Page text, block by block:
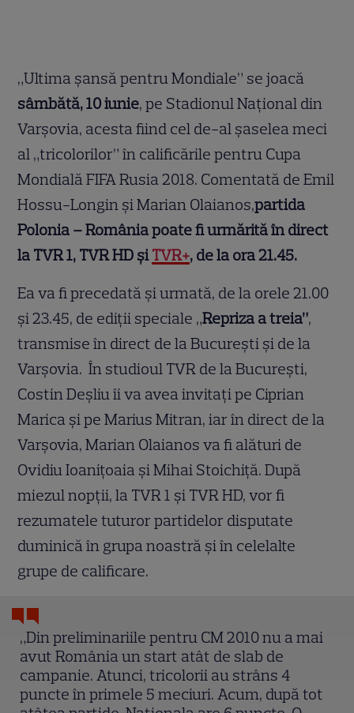
„Ultima şansă pentru Mondiale” se joacă
sâmbătă, 10 iunie, pe Stadionul Naţional din
Varşovia, acesta fiind cel de-al şaselea meci
al „tricolorilor” în calificările pentru Cupa
Mondială FIFA Rusia 2018. Comentată de Emil
Hossu-Longin şi Marian Olaianos,partida
Polonia – Româniapoate fi urmărită în direct
la TVR 1, TVR HD şiTVR+, de la ora 21.45.
Ea va fi precedată şi urmată, de la orele 21.00
şi 23.45, de ediţii speciale „Repriza a treia”,
transmise în direct de la Bucureşti şi de la
Varşovia. În studioul TVR de la Bucureşti,
Costin Deşliu îi va avea invitaţi pe Ciprian
Marica şi pe Marius Mitran, iar în direct de la
Varşovia, Marian Olaianos va fi alături de
Ovidiu Ioaniţoaia şi Mihai Stoichiţă. După
miezul nopţii, la TVR 1 şi TVR HD, vor fi
rezumatele tuturor partidelor disputate
duminică în grupa noastră şi în celelalte
grupe de calificare.
„Din preliminariile pentru CM 2010 nu a mai
avut România un start atât de slab de
campanie. Atunci, tricolorii au strâns 4
puncte în primele 5 meciuri. Acum, după tot